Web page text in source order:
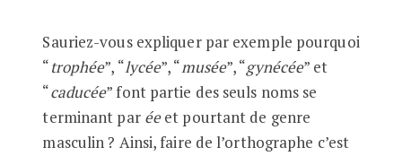
Sauriez-vous expliquer par exemple pourquoi
“trophée”, “lycée”, “musée”, “gynécée” et
“caducée” font partie des seuls noms se
terminant par éeet pourtant de genre
masculin ? Ainsi, faire de l’orthographe c’est